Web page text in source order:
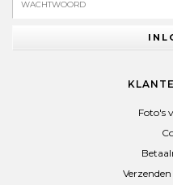
Foto's